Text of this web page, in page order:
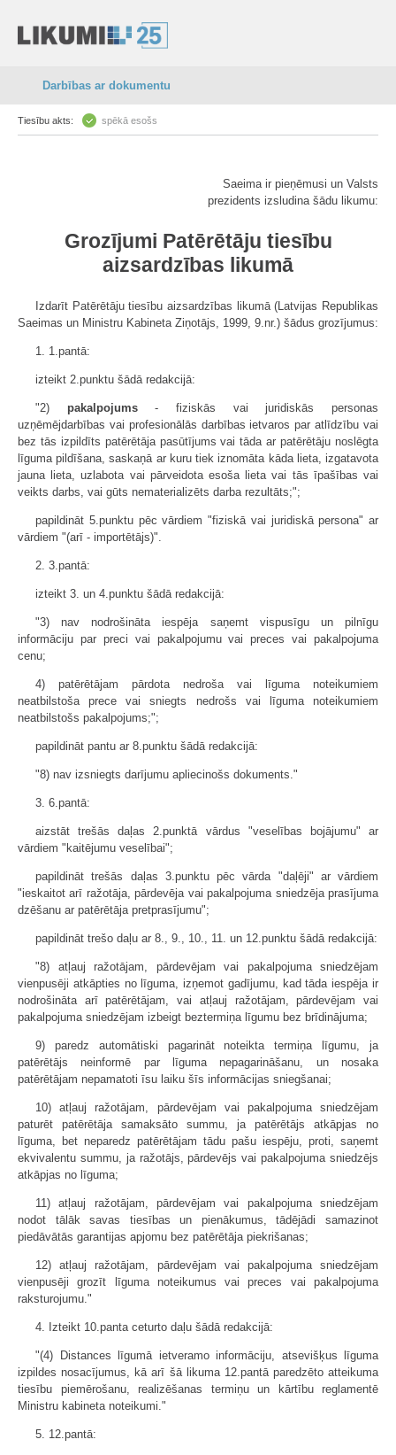
Darbības ar dokumentu
Tiesību akts: spēkā esošs
Saeima ir pieņēmusi un Valsts
prezidents izsludina šādu likumu:
Grozījumi Patērētāju tiesību
aizsardzības likumā
Izdarīt Patērētāju tiesību aizsardzības likumā (Latvijas Republikas
Saeimas un Ministru Kabineta Ziņotājs, 1999, 9.nr.) šādus grozījumus:
1. 1.pantā:
izteikt 2.punktu šādā redakcijā:
"2) pakalpojums- fiziskās vai juridiskās personas
uzņēmējdarbības vai profesionālās darbības ietvaros par atlīdzību vai
bez tās izpildīts patērētāja pasūtījums vai tāda ar patērētāju noslēgta
līguma pildīšana, saskaņā ar kuru tiek iznomāta kāda lieta, izgatavota
jauna lieta, uzlabota vai pārveidota esoša lieta vai tās īpašības vai
veikts darbs, vai gūts nematerializēts darba rezultāts;";
papildināt 5.punktu pēc vārdiem "fiziskā vai juridiskā persona" ar
vārdiem "(arī - importētājs)".
2. 3.pantā:
izteikt 3. un 4.punktu šādā redakcijā:
"3) nav nodrošināta iespēja saņemt vispusīgu un pilnīgu
informāciju par preci vai pakalpojumu vai preces vai pakalpojuma
cenu;
4) patērētājam pārdota nedroša vai līguma noteikumiem
neatbilstoša prece vai sniegts nedrošs vai līguma noteikumiem
neatbilstošs pakalpojums;";
papildināt pantu ar 8.punktu šādā redakcijā:
"8) nav izsniegts darījumu apliecinošs dokuments."
3. 6.pantā:
aizstāt trešās daļas 2.punktā vārdus "veselības bojājumu" ar
vārdiem "kaitējumu veselībai";
papildināt trešās daļas 3.punktu pēc vārda "daļēji" ar vārdiem
"ieskaitot arī ražotāja, pārdevēja vai pakalpojuma sniedzēja prasījuma
dzēšanu ar patērētāja pretprasījumu";
papildināt trešo daļu ar 8., 9., 10., 11. un 12.punktu šādā redakcijā:
"8) atļauj ražotājam, pārdevējam vai pakalpojuma sniedzējam
vienpusēji atkāpties no līguma, izņemot gadījumu, kad tāda iespēja ir
nodrošināta arī patērētājam, vai atļauj ražotājam, pārdevējam vai
pakalpojuma sniedzējam izbeigt beztermiņa līgumu bez brīdinājuma;
9) paredz automātiski pagarināt noteikta termiņa līgumu, ja
patērētājs neinformē par līguma nepagarināšanu, un nosaka
patērētājam nepamatoti īsu laiku šīs informācijas sniegšanai;
10) atļauj ražotājam, pārdevējam vai pakalpojuma sniedzējam
paturēt patērētāja samaksāto summu, ja patērētājs atkāpjas no
līguma, bet neparedz patērētājam tādu pašu iespēju, proti, saņemt
ekvivalentu summu, ja ražotājs, pārdevējs vai pakalpojuma sniedzējs
atkāpjas no līguma;
11) atļauj ražotājam, pārdevējam vai pakalpojuma sniedzējam
nodot tālāk savas tiesības un pienākumus, tādējādi samazinot
piedāvātās garantijas apjomu bez patērētāja piekrišanas;
12) atļauj ražotājam, pārdevējam vai pakalpojuma sniedzējam
vienpusēji grozīt līguma noteikumus vai preces vai pakalpojuma
raksturojumu."
4. Izteikt 10.panta ceturto daļu šādā redakcijā:
"(4) Distances līgumā ietveramo informāciju, atsevišķus līguma
izpildes nosacījumus, kā arī šā likuma 12.pantā paredzēto atteikuma
tiesību piemērošanu, realizēšanas termiņu un kārtību reglamentē
Ministru kabineta noteikumi."
5. 12.pantā: